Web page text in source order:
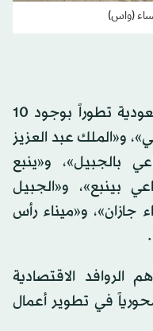
(واس)
تعيش الحركة التجارية في السعودية تطوراً بوجود 10
و«الملك عبد العزيز
بالجبيل»، و«ينبع
بينبع»، و«الجبيل
جازان»، و«ميناء رأس
الروافد الاقتصادية
في تطوير أعمال